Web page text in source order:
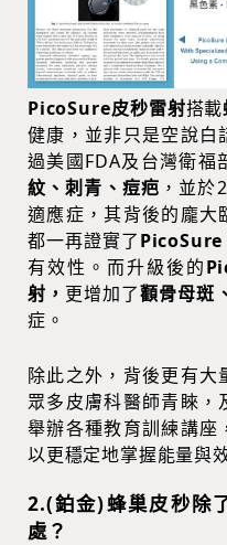
PicoSure皮秒雷射搭載
健康，並非只是空說白
過美國FDA及台灣衛福
紋、刺青、痘疤 ，並於
適應症，其背後的龐大
都一再證實了PicoSure
有效性。而升級後的
射， 更增加了顴骨母斑
症。
除此之外，背後更有大
眾多皮膚科醫師青睞，
舉辦各種教育訓練講座
以更穩定地掌握能量與
2.(鉑金)蜂巢皮秒除
處？